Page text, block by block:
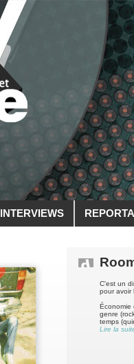
INTERVIEWS
C'est un
pour avoir
Économie
genre
temps
Lire la